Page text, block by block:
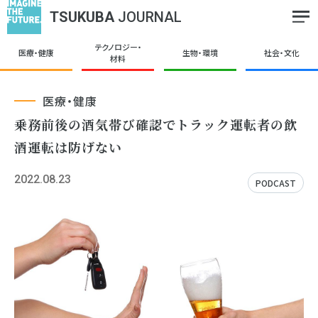
TSUKUBA JOURNAL
医療・健康
テクノロジー・
材料
生物・環境 社会・文化
医療・健康
乗務前後の酒気帯び確認でトラック運転者の飲
酒運転は防げない
2022.08.23 PODCAST